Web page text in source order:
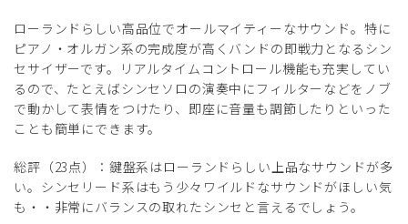
ローランドらしい高品位でオールマイティーなサウンド。特に
ピアノ・オルガン系の完成度が高くバンドの即戦力となるシン
セサイザーです。リアルタイムコントロール機能も充実してい
るので、たとえばシンセソロの演奏中にフィルターなどをノブ
で動かして表情をつけたり、即座に音量も調節したりといった
ことも簡単にできます。
総評（23点）：鍵盤系はローランドらしい上品なサウンドが多
い。シンセリード系はもう少々ワイルドなサウンドがほしい気
も・・非常にバランスの取れたシンセと言えるでしょう。